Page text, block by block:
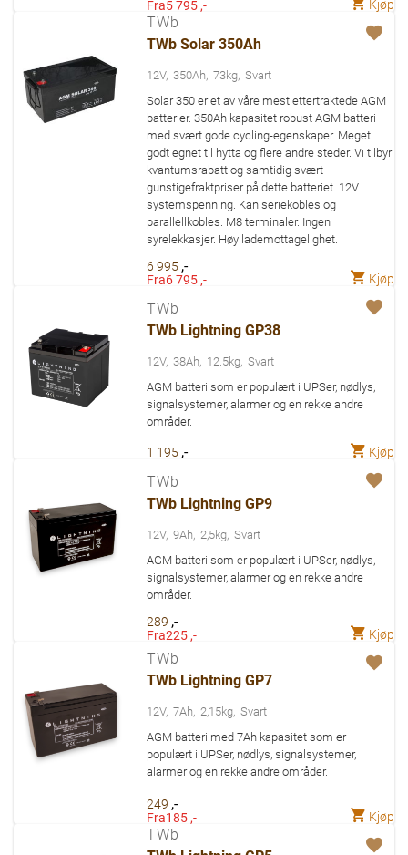
Fra5 795 ,- Kjøp
TWb
TWb Solar 350Ah
12V 350Ah 73kg Svart
Solar 350 er et av våre mest ettertraktede AGM
batterier. 350Ah kapasitet robust AGM batteri
med svært gode cycling-egenskaper. Meget
godt egnet til hytta og flere andre steder. Vi tilbyr
kvantumsrabatt og samtidig svært
gunstigefraktpriser på dette batteriet. 12V
systemspenning. Kan seriekobles og
parallellkobles. M8 terminaler. Ingen
syrelekkasjer. Høy lademottagelighet.
6 995 ,-
Fra6 795 ,- Kjøp
TWb
TWb Lightning GP38
12V 38Ah 12.5kg Svart
AGM batteri som er populært i UPSer, nødlys,
signalsystemer, alarmer og en rekke andre
områder.
1 195 ,- Kjøp
TWb
TWb Lightning GP9
12V 9Ah 2,5kg Svart
AGM batteri som er populært i UPSer, nødlys,
signalsystemer, alarmer og en rekke andre
områder.
289 ,-
Fra225 ,- Kjøp
TWb
TWb Lightning GP7
12V 7Ah 2,15kg Svart
AGM batteri med 7Ah kapasitet som er
populært i UPSer, nødlys, signalsystemer,
alarmer og en rekke andre områder.
249 ,-
Fra185 ,- Kjøp
TWb